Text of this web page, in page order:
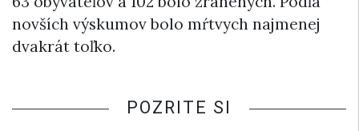
novších výskumov bolo mŕtvych najmenej
dvakrát toľko.
POZRITE SI